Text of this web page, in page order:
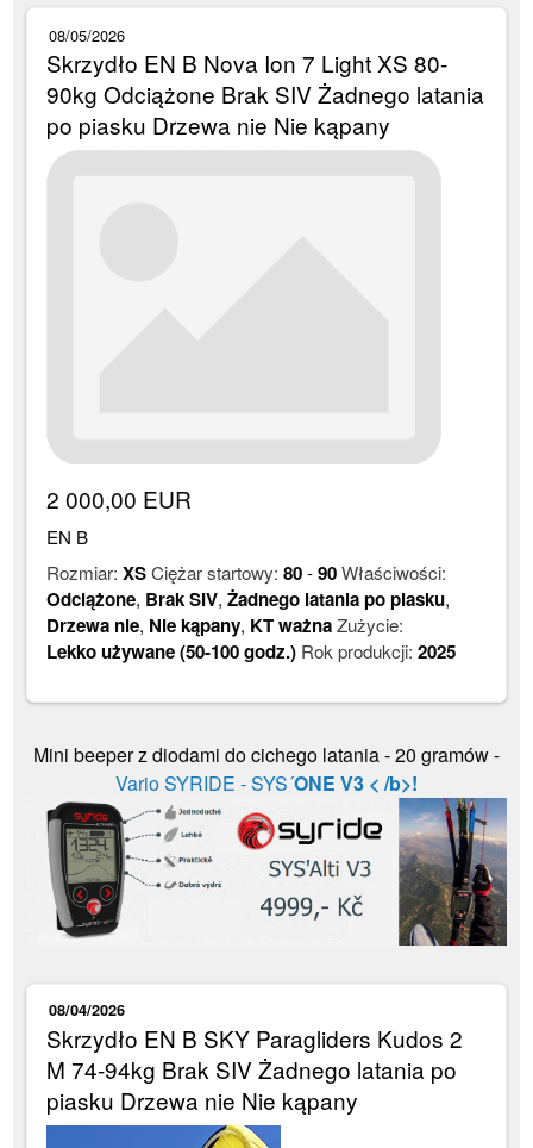
08/05/2026
Skrzydło EN B Nova Ion 7 Light XS 80-
90kg Odciążone Brak SIV Żadnego latania
po piasku Drzewa nie Nie kąpany
2 000,00 EUR
EN B
Rozmiar:XSCiężar startowy:80-90Właściwości:
Odciążone, Brak SIV,Żadnego latania po piasku,
Drzewa nie, Nie kąpany, KT ważnaZużycie:
Lekko używane (50-100 godz.) Rok produkcji:2025
Mini beeper z diodami do cichego latania - 20 gramów -
Vario SYRIDE - SYS´ONE V3 < /b>!
08/04/2026
Skrzydło EN B SKY Paragliders Kudos 2
M 74-94kg Brak SIV Żadnego latania po
piasku Drzewa nie Nie kąpany